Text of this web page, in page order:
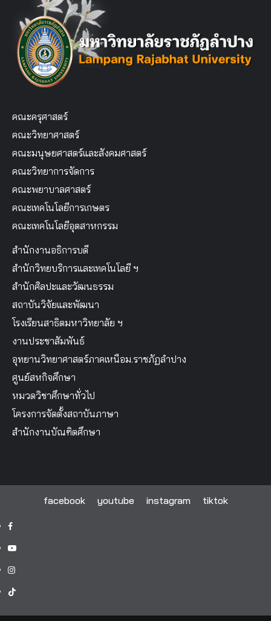
คณะครุศาสตร์
คณะวิทยาศาสตร์
คณะมนุษยศาสตร์และสังคมศาสตร์
คณะวิทยาการจัดการ
คณะพยาบาลศาสตร์
คณะเทคโนโลยีการเกษตร
คณะเทคโนโลยีอุตสาหกรรม
สำนักงานอธิการบดี
สำนักวิทยบริการและเทคโนโลยี ฯ
สำนักศิลปะและวัฒนธรรม
สถาบันวิจัยและพัฒนา
โรงเรียนสาธิตมหาวิทยาลัย ฯ
งานประชาสัมพันธ์
อุทยานวิทยาศาสตร์ภาคเหนือม.ราชภัฏลำปาง
ศูนย์สหกิจศึกษา
หมวดวิชาศึกษาทั่วไป
โครงการจัดตั้งสถาบันภาษา
สำนักงานบัณฑิตศึกษา
facebook youtube instagram tiktok
facebook
youtube
instagram
tiktok